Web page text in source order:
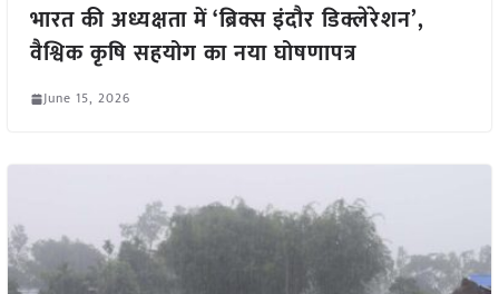
भारत की अध्यक्षता में ‘ब्रिक्स इंदौर डिक्लेरेशन’,
वैश्विक कृषि सहयोग का नया घोषणापत्र
June 15, 2026